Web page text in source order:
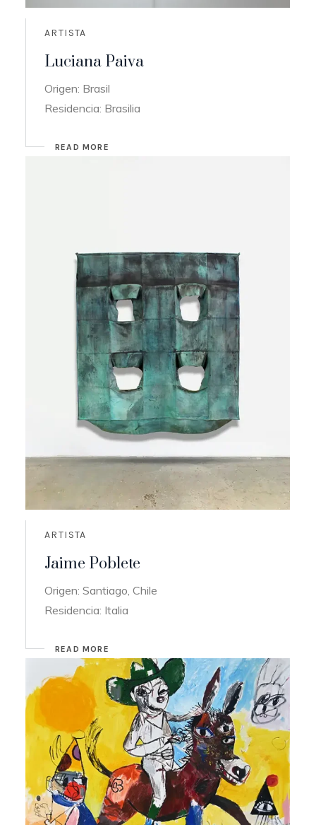
ARTISTA
Luciana Paiva
Origen: Brasil
Residencia: Brasilia
READ MORE
ARTISTA
Jaime Poblete
Origen: Santiago, Chile
Residencia: Italia
READ MORE